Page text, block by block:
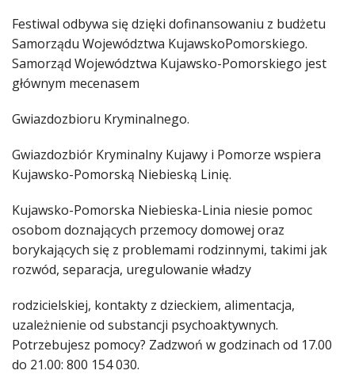
Festiwal odbywa się dzięki dofinansowaniu z budżetu
Samorządu Województwa KujawskoPomorskiego.
Samorząd Województwa Kujawsko-Pomorskiego jest
głównym mecenasem
Gwiazdozbioru Kryminalnego.
Gwiazdozbiór Kryminalny Kujawy i Pomorze wspiera
Kujawsko-Pomorską Niebieską Linię.
Kujawsko-Pomorska Niebieska-Linia niesie pomoc
osobom doznających przemocy domowej oraz
borykających się z problemami rodzinnymi, takimi jak
rozwód, separacja, uregulowanie władzy
rodzicielskiej, kontakty z dzieckiem, alimentacja,
uzależnienie od substancji psychoaktywnych.
Potrzebujesz pomocy? Zadzwoń w godzinach od 17.00
do 21.00: 800 154 030.